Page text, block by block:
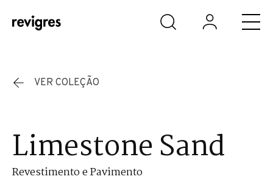
Saltar para o conteúdo principal
VER COLEÇÃO
Limestone Sand
Revestimento e Pavimento